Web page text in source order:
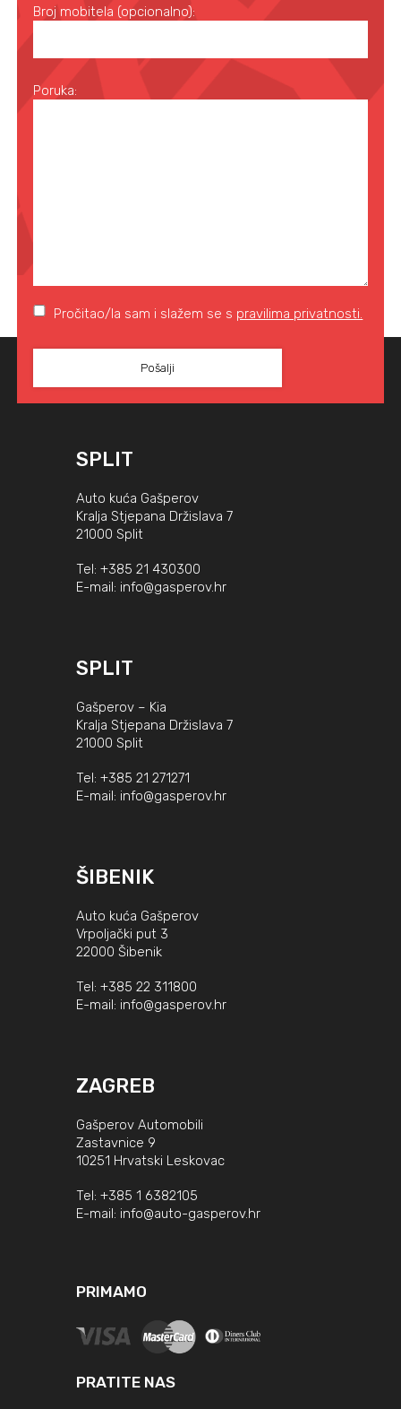
Broj mobitela (opcionalno):
Poruka:
Pročitao/la sam i slažem se s pravilima privatnosti.
SPLIT
Auto kuća Gašperov
Kralja Stjepana Držislava 7
21000 Split
Tel: +385 21 430300
E-mail: info@gasperov.hr
SPLIT
Gašperov – Kia
Kralja Stjepana Držislava 7
21000 Split
Tel: +385 21 271271
E-mail: info@gasperov.hr
ŠIBENIK
Auto kuća Gašperov
Vrpoljački put 3
22000 Šibenik
Tel: +385 22 311800
E-mail: info@gasperov.hr
ZAGREB
Gašperov Automobili
Zastavnice 9
10251 Hrvatski Leskovac
Tel: +385 1 6382105
E-mail: info@auto-gasperov.hr
PRIMAMO
PRATITE NAS